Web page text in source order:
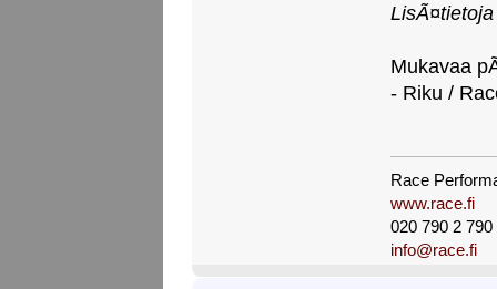
Mukavaa
- Riku /
Race
www.race.fi
020 790 2 790
info@race.fi